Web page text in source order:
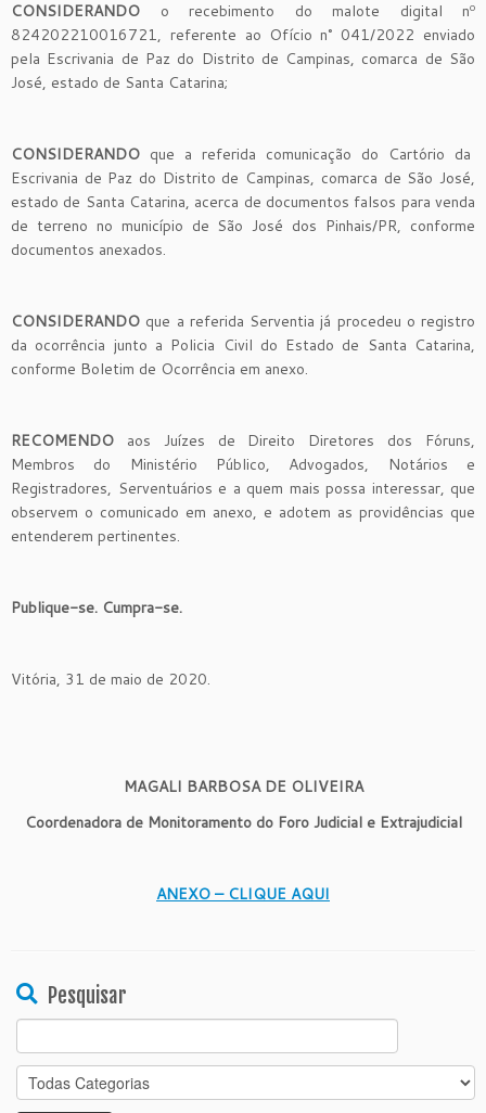
CONSIDERANDO o recebimento do malote digital nº
824202210016721, referente ao Ofício n° 041/2022 enviado
pela Escrivania de Paz do Distrito de Campinas, comarca de São
José, estado de Santa Catarina;
CONSIDERANDO que a referida comunicação do Cartório da
Escrivania de Paz do Distrito de Campinas, comarca de São José,
estado de Santa Catarina, acerca de documentos falsos para venda
de terreno no município de São José dos Pinhais/PR, conforme
documentos anexados.
CONSIDERANDO que a referida Serventia já procedeu o registro
da ocorrência junto a Policia Civil do Estado de Santa Catarina,
conforme Boletim de Ocorrência em anexo.
RECOMENDO aos Juízes de Direito Diretores dos Fóruns,
Membros do Ministério Público, Advogados, Notários e
Registradores, Serventuários e a quem mais possa interessar, que
observem o comunicado em anexo, e adotem as providências que
entenderem pertinentes.
Publique-se. Cumpra-se.
Vitória, 31 de maio de 2020.
MAGALI BARBOSA DE OLIVEIRA
Coordenadora de Monitoramento do Foro Judicial e Extrajudicial
ANEXO – CLIQUE AQUI
Pesquisar
Search
for: